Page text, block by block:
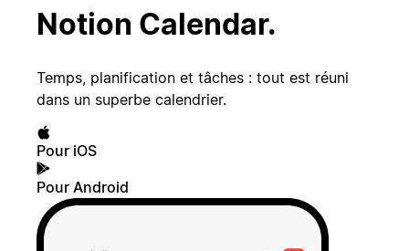
Notion Calendar.
Temps, planification et tâches : tout est réuni
dans un superbe calendrier.
Pour iOS
Pour Android